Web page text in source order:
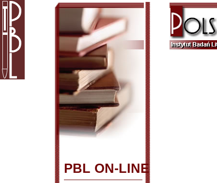
PBL ON-LINE